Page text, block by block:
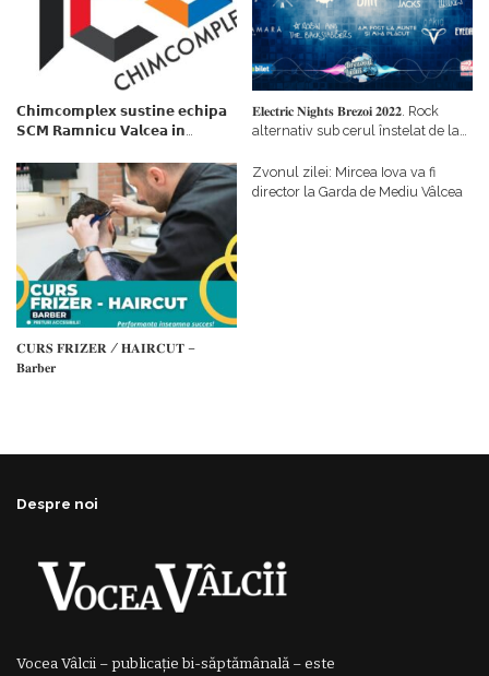
𝗖𝗵𝗶𝗺𝗰𝗼𝗺𝗽𝗹𝗲𝘅 𝘀𝘂𝘀𝘁𝗶𝗻𝗲 𝗲𝗰𝗵𝗶𝗽𝗮
𝗦𝗖𝗠 𝗥𝗮𝗺𝗻𝗶𝗰𝘂 𝗩𝗮𝗹𝗰𝗲𝗮 𝗶𝗻
𝗳𝗶𝗻𝗮𝗻𝘁𝗮𝘁𝗼𝗿
𝐄𝐥𝐞𝐜𝐭𝐫𝐢𝐜 𝐍𝐢𝐠𝐡𝐭𝐬 𝐁𝐫𝐞𝐳𝐨𝐢 𝟐𝟎𝟐𝟐. Rock
alternativ sub cerul înstelat de la
𝐂𝐔𝐑𝐒 𝐅𝐑𝐈𝐙𝐄𝐑 / 𝐇𝐀𝐈𝐑𝐂𝐔𝐓 –
𝐁𝐚𝐫𝐛𝐞𝐫
Zvonul zilei: Mircea Iova va fi
director la Garda de Mediu Vâlcea
Despre noi
Vocea Vâlcii – publicație bi-săptămânală – este